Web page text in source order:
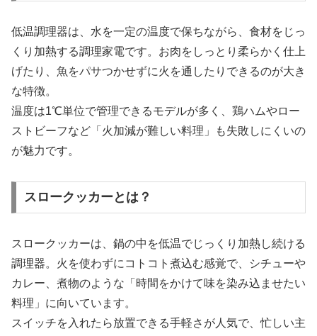
低温調理器は、水を一定の温度で保ちながら、食材をじっ
くり加熱する調理家電です。お肉をしっとり柔らかく仕上
げたり、魚をパサつかせずに火を通したりできるのが大き
な特徴。
温度は1℃単位で管理できるモデルが多く、鶏ハムやロー
ストビーフなど「火加減が難しい料理」も失敗しにくいの
が魅力です。
スロークッカーとは？
スロークッカーは、鍋の中を低温でじっくり加熱し続ける
調理器。火を使わずにコトコト煮込む感覚で、シチューや
カレー、煮物のような「時間をかけて味を染み込ませたい
料理」に向いています。
スイッチを入れたら放置できる手軽さが人気で、忙しい主